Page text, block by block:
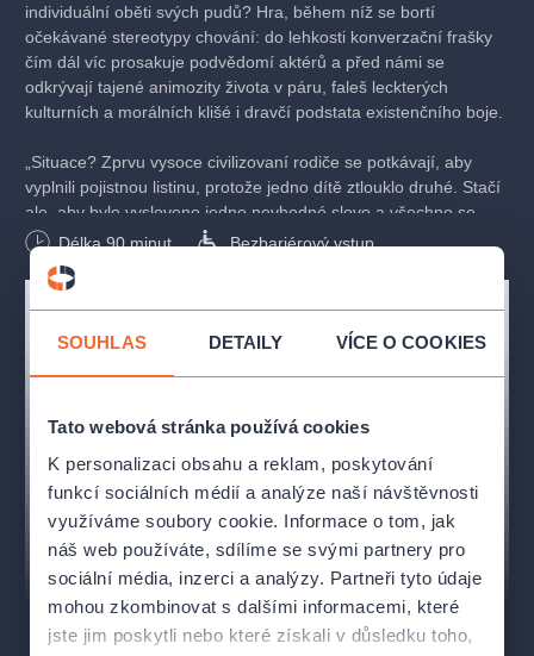
SOUHLAS DETAILY VÍCE O COOKIES
Tato webová stránka používá cookies
K personalizaci obsahu a reklam, poskytování
funkcí sociálních médií a analýze naší návštěvnosti
využíváme soubory cookie. Informace o tom, jak
náš web používáte, sdílíme se svými partnery pro
sociální média, inzerci a analýzy. Partneři tyto údaje
mohou zkombinovat s dalšími informacemi, které
jste jim poskytli nebo které získali v důsledku toho,
individuální oběti svých pudů? Hra, během níž se bortí
očekávané stereotypy chování: do lehkosti konverzační frašky
čím dál víc prosakuje podvědomí aktérů a před námi se
odkrývají tajené animozity života v páru, faleš leckterých
kulturních a morálních klišé i dravčí podstata existenčního boje.
„Situace? Zprvu vysoce civilizovaní rodiče se potkávají, aby
vyplnili pojistnou listinu, protože jedno dítě ztlouklo druhé. Stačí
ale, aby bylo vysloveno jedno nevhodné slovo a všechno se
může zvrhnout. Velmi rychle to dospěje k hranici civilizovaného
chování, k nemožnosti, anebo – v každém případě – k relativitě
všech etických projevů.“
OBSAZENÍ A TVŮRCI
Veronika Houlliéová:Ivana Chýlková
Alain Reille:Vladimír Kratina
režie:Ondřej Sokol
překlad:Michal Lázňovský
dramaturgie:Roman Císař, Vladimír Procházka
scéna:Adam Pitra
kostýmy:Katarína Hollá
Délka 90 minut Bezbariérový vstup